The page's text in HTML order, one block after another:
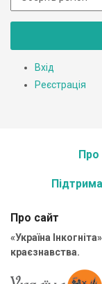
Вхід
Реєстрація
Про
Про сайт
«Україна
краєзнавства.